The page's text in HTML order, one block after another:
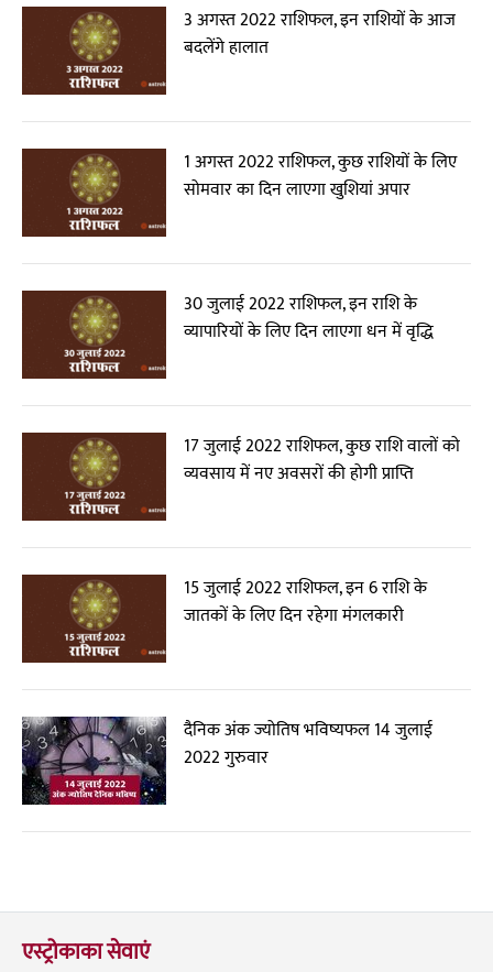
3 अगस्त 2022 राशिफल, इन राशियों के आज
बदलेंगे हालात
1 अगस्त 2022 राशिफल, कुछ राशियों के लिए
सोमवार का दिन लाएगा खुशियां अपार
30 जुलाई 2022 राशिफल, इन राशि के
व्यापारियों के लिए दिन लाएगा धन में वृद्धि
17 जुलाई 2022 राशिफल, कुछ राशि वालों को
व्यवसाय में नए अवसरों की होगी प्राप्ति
15 जुलाई 2022 राशिफल, इन 6 राशि के
जातकों के लिए दिन रहेगा मंगलकारी
दैनिक अंक ज्योतिष भविष्यफल 14 जुलाई
2022 गुरुवार
एस्ट्रोकाका सेवाएं